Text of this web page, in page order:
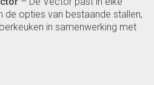
de opties van bestaande stallen,
in samenwerking met